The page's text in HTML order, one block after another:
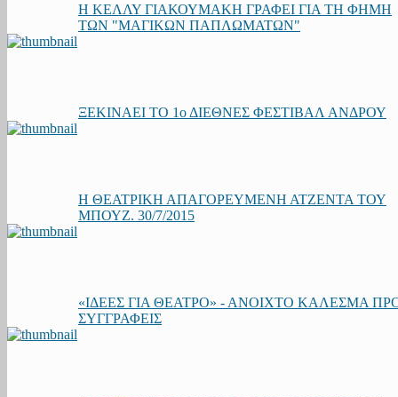
Η ΚΕΛΛΥ ΓΙΑΚΟΥΜΑΚΗ ΓΡΑΦΕΙ ΓΙΑ ΤΗ ΦΗΜΗ
ΤΩΝ "ΜΑΓΙΚΩΝ ΠΑΠΛΩΜΑΤΩΝ"
ΞΕΚΙΝΑΕΙ ΤΟ 1ο ΔΙΕΘΝΕΣ ΦΕΣΤΙΒΑΛ ΑΝΔΡΟΥ
Η ΘΕΑΤΡΙΚΗ ΑΠΑΓΟΡΕΥΜΕΝΗ ΑΤΖΕΝΤΑ ΤΟΥ
ΜΠΟΥΖ. 30/7/2015
«ΙΔΕΕΣ ΓΙΑ ΘΕΑΤΡΟ» - ΑΝΟΙΧΤΟ ΚΑΛΕΣΜΑ
ΣΥΓΓΡΑΦΕΙΣ